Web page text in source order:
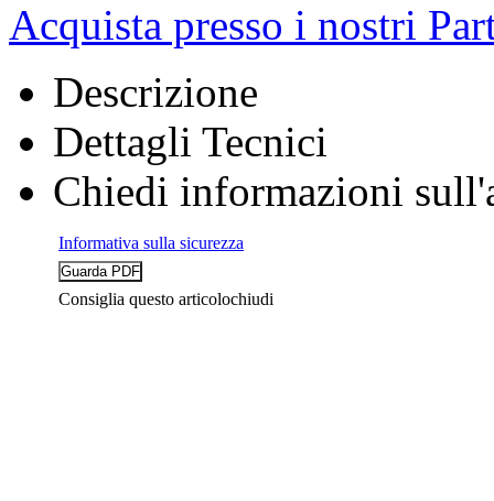
Acquista presso i nostri
Descrizione
Dettagli Tecnici
Chiedi informazioni
Informativa sulla sicurezza
Consiglia questo articolochiudi